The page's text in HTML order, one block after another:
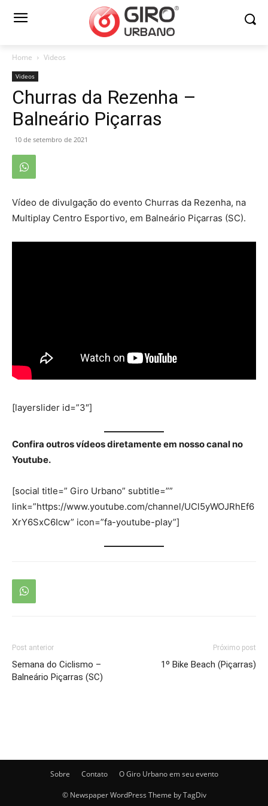
Home Videos
Videos
Churras da Rezenha –
Balneário Piçarras
10 de setembro de 2021
Vídeo de divulgação do evento Churras da Rezenha, na
Multiplay Centro Esportivo, em Balneário Piçarras (SC).
[layerslider id=”3″]
Confira outros vídeos diretamente em nosso canal no
Youtube.
[social title=” Giro Urbano” subtitle=””
link=”https://www.youtube.com/channel/UCl5yWOJRhEf6
XrY6SxC6Icw” icon=”fa-youtube-play”]
Post anterior
Semana do Ciclismo –
Balneário Piçarras (SC)
Próximo post
1º Bike Beach (Piçarras)
Sobre Contato O Giro Urbano em seu evento
© Newspaper WordPress Theme by TagDiv